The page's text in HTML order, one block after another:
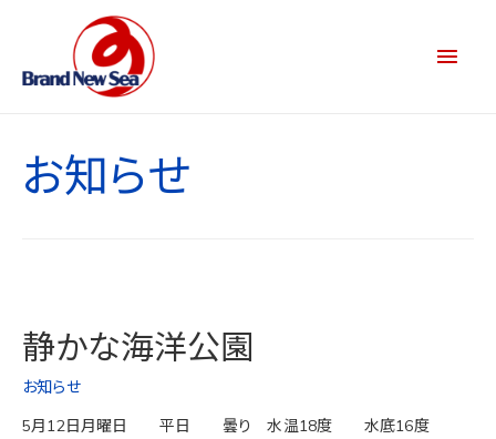
お知らせ
静かな海洋公園
お知らせ
5月12日月曜日 平日 曇り 水温18度 水底16度